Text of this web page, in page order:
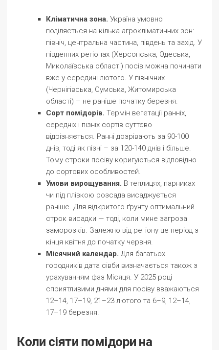
Кліматична зона. Україна умовно
поділяється на кілька агрокліматичних зон:
північ, центральна частина, південь та захід. У
південних регіонах (Херсонська, Одеська,
Миколаївська області) посів можна починати
вже у середині лютого. У північних
(Чернігівська, Сумська, Житомирська
області) – не раніше початку березня.
Сорт помідорів. Термін вегетації ранніх,
середніх і пізніх сортів суттєво
відрізняється. Ранні дозрівають за 90-100
днів, тоді як пізні – за 120-140 днів і більше.
Тому строки посіву коригуються відповідно
до сортових особливостей.
Умови вирощування. В теплицях, парниках
чи під плівкою розсада висаджується
раніше. Для відкритого ґрунту оптимальний
строк висадки — тоді, коли мине загроза
заморозків. Залежно від регіону це період з
кінця квітня до початку червня.
Місячний календар. Для багатьох
городників дата сівби визначається також з
урахуванням фаз Місяця. У 2025 році
сприятливими днями для посіву вважаються
12–14, 17–19, 21–23 лютого та 6–9, 12–14,
17–19 березня.
Коли сіяти помідори на